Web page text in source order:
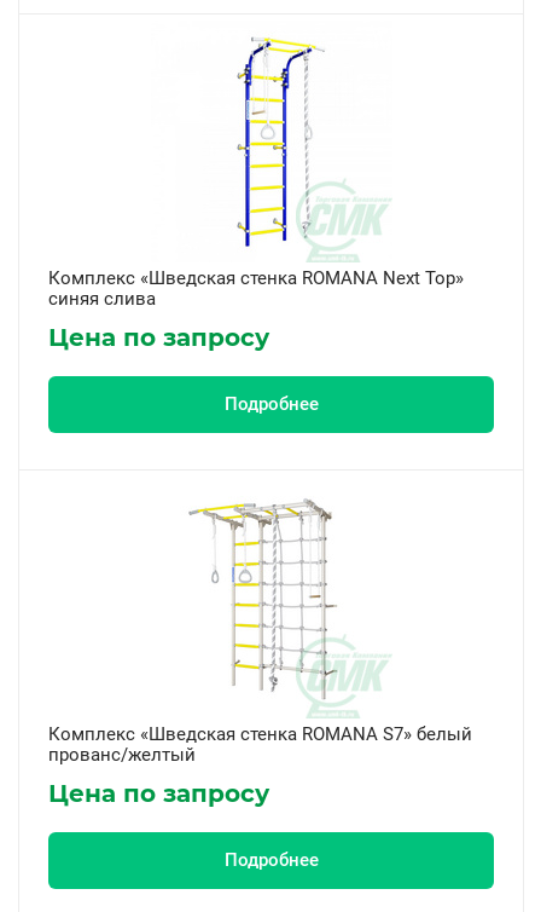
Комплекс «Шведская стенка ROMANA Next Top»
синяя слива
Цена по запросу
Подробнее
Комплекс «Шведская стенка ROMANA S7» белый
прованс/желтый
Цена по запросу
Подробнее